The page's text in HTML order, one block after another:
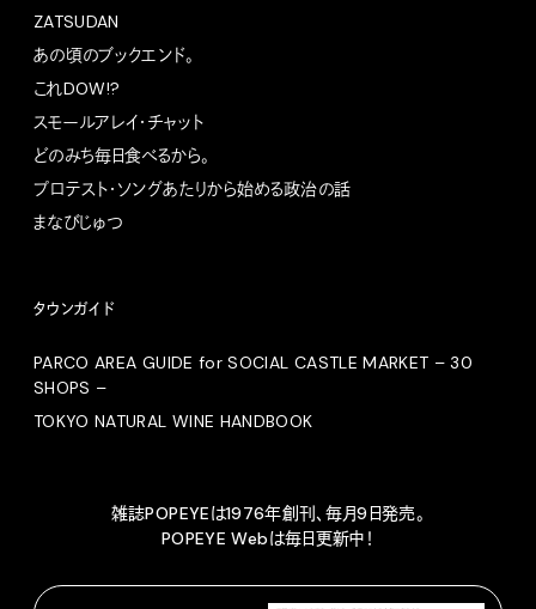
ZATSUDAN
あの頃のブックエンド。
これDOW!?
スモールアレイ・チャット
どのみち毎日食べるから。
プロテスト・ソングあたりから始める政治の話
まなびじゅつ
タウンガイド
PARCO AREA GUIDE for SOCIAL CASTLE MARKET – 30
SHOPS –
TOKYO NATURAL WINE HANDBOOK
雑誌POPEYEは1976年創刊、毎月9日発売。
POPEYE Webは毎日更新中！